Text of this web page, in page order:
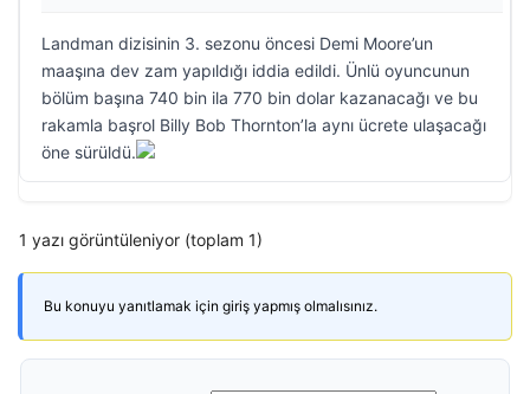
Landman dizisinin 3. sezonu öncesi Demi Moore’un
maaşına dev zam yapıldığı iddia edildi. Ünlü oyuncunun
bölüm başına 740 bin ila 770 bin dolar kazanacağı ve bu
rakamla başrol Billy Bob Thornton’la aynı ücrete ulaşacağı
öne sürüldü.
1 yazı görüntüleniyor (toplam 1)
Bu konuyu yanıtlamak için giriş yapmış olmalısınız.